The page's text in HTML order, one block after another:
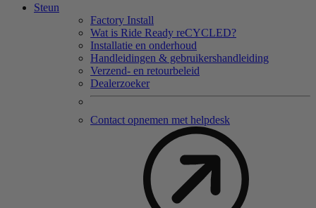
Steun
Factory Install
Wat is Ride Ready reCYCLED?
Installatie en onderhoud
Handleidingen & gebruikershandleiding
Verzend- en retourbeleid
Dealerzoeker
Contact opnemen met helpdesk